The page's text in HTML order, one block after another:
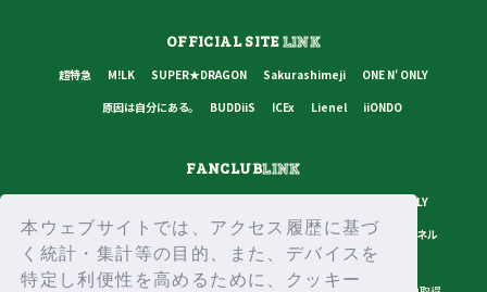
本ウェブサイトでは、アクセス履歴に基づ
く統計・集計等の目的、また、デバイスを
特定し利便性を高めるために、クッキー
OFFICIAL SITELINK
超特急 M!LK SUPER★DRAGON Sakurashimeji
ONE N' ONLY
原因は自分にある。
BUDDiiS ICEx Lienel iiONDO
FANCLUBLINK
ONE N' ONLY
原因は自分にある。
BUDDiiS ICEx Lienel スターダストチャンネル